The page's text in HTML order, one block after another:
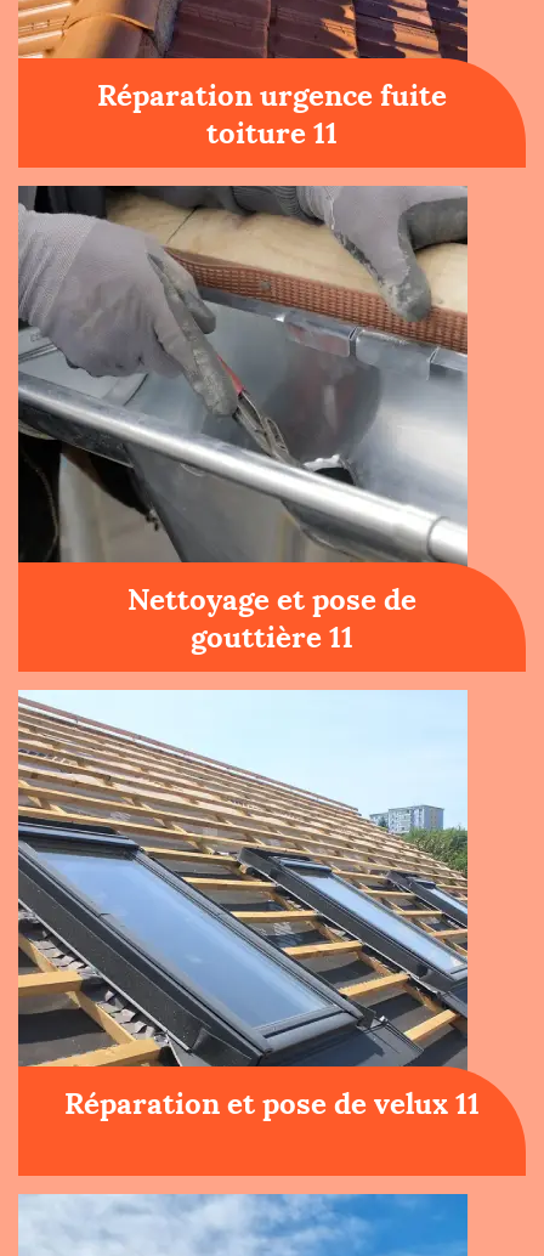
Réparation urgence fuite
toiture 11
Nettoyage et pose de
gouttière 11
Réparation et pose de velux 11